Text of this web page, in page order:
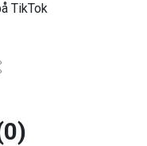
TikTok